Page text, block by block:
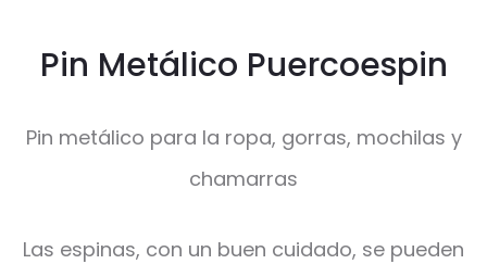
Pin Metálico Puercoespin
Pin metálico para la ropa, gorras, mochilas y
chamarras
Las espinas, con un buen cuidado, se pueden